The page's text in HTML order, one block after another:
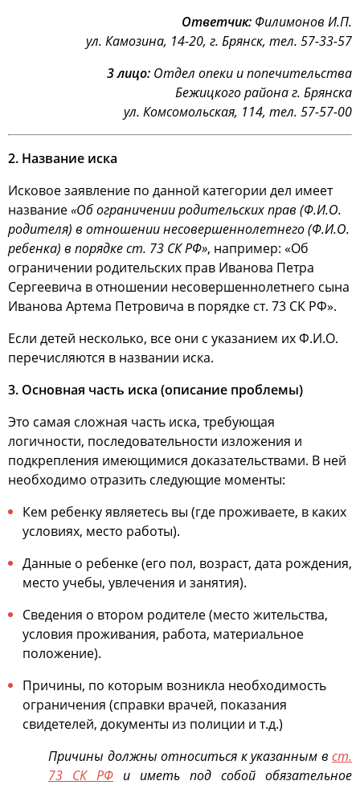
Ответчик: Филимонов И.П.
ул. Камозина, 14-20, г. Брянск, тел. 57-33-57
3 лицо: Отдел опеки и попечительства
Бежицкого района г. Брянска
ул. Комсомольская, 114, тел. 57-57-00
2. Название иска
Исковое заявление по данной категории дел имеет
название«Об ограничении родительских прав (Ф.И.О.
родителя) в отношении несовершеннолетнего (Ф.И.О.
ребенка) в порядке ст. 73 СК РФ», например: «Об
ограничении родительских прав Иванова Петра
Сергеевича в отношении несовершеннолетнего сына
Иванова Артема Петровича в порядке ст. 73 СК РФ».
Если детей несколько, все они с указанием их Ф.И.О.
перечисляются в названии иска.
3. Основная часть иска (описание проблемы)
Это самая сложная часть иска, требующая
логичности, последовательности изложения и
подкрепления имеющимися доказательствами. В ней
необходимо отразить следующие моменты:
Кем ребенку являетесь вы (где проживаете, в каких
условиях, место работы).
Данные о ребенке (его пол, возраст, дата рождения,
место учебы, увлечения и занятия).
Сведения о втором родителе (место жительства,
условия проживания, работа, материальное
положение).
Причины, по которым возникла необходимость
ограничения (справки врачей, показания
свидетелей, документы из полиции и т.д.)
Причины должны относиться к указанным в ст.
73 СК РФ и иметь под собой обязательное